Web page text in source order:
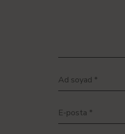
Ad soyad *
E-posta *